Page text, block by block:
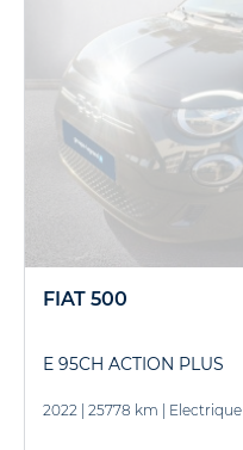
FIAT 500
E 95CH ACTION PLUS
2022 | 25778 km | Electrique